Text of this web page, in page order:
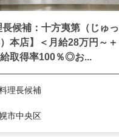
長候補：十方夷第（じゅっ
本店】＜月給28万円～＋
取得率100％◎お...
理長候補
市中央区